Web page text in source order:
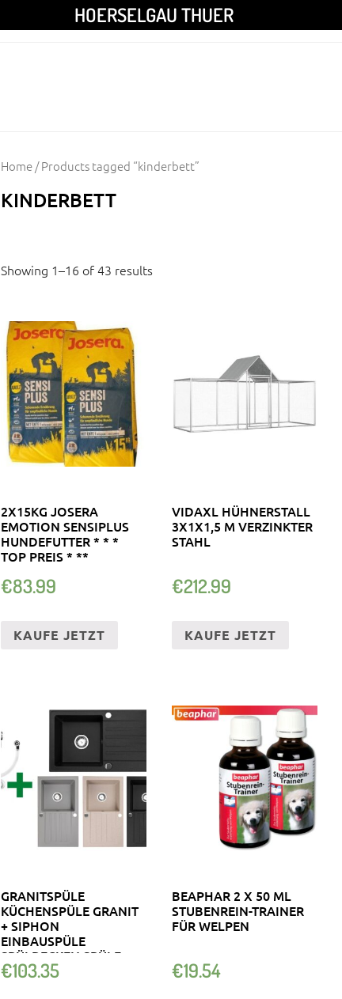
HOERSELGAU THUER
Home/ Products tagged “kinderbett”
KINDERBETT
Showing 1–16 of 43 results
2X15KG JOSERA
EMOTION SENSIPLUS
HUNDEFUTTER * * *
TOP PREIS * **
€83.99
KAUFE JETZT
VIDAXL HÜHNERSTALL
3X1X1,5 M VERZINKTER
STAHL
€212.99
KAUFE JETZT
GRANITSPÜLE
KÜCHENSPÜLE GRANIT
+ SIPHON
EINBAUSPÜLE
SPÜLBECKEN SPÜLE
GRANIT 75×45
€103.35
BEAPHAR 2 X 50 ML
STUBENREIN-TRAINER
FÜR WELPEN
€19.54